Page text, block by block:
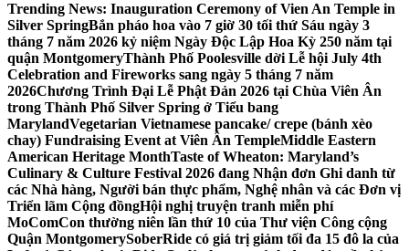
Trending News: Inauguration Ceremony of Vien An Temple in
Silver SpringBắn pháo hoa vào 7 giờ 30 tối thứ Sáu ngày 3
tháng 7 năm 2026 kỷ niệm Ngày Độc Lập Hoa Kỳ 250 năm tại
quận MontgomeryThành Phố Poolesville dời Lễ hội July 4th
Celebration and Fireworks sang ngày 5 tháng 7 năm
2026Chương Trình Đại Lễ Phật Đản 2026 tại Chùa Viên Ân
trong Thành Phố Silver Spring ở Tiểu bang
MarylandVegetarian Vietnamese pancake/ crepe (bánh xèo
chay) Fundraising Event at Viên Ân TempleMiddle Eastern
American Heritage MonthTaste of Wheaton: Maryland’s
Culinary & Culture Festival 2026 đang Nhận đơn Ghi danh từ
các Nhà hàng, Người bán thực phẩm, Nghệ nhân và các Đơn vị
Triển lãm Cộng đồngHội nghị truyện tranh miễn phí
MoComCon thường niên lần thứ 10 của Thư viện Công cộng
Quận MontgomerySoberRide có giá trị giảm tối đa 15 đô la của